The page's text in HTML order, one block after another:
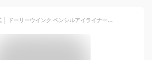
コージー公式 │ ドーリーウインク ペンシルアイライナー オーバルマルチジェルライナー アイライナー ペンシル 落ちにくい ウォータープルーフ スマッジプルーフ 描きやすい にじみにくい ブラウン ブラック くり出し ナチュラルブラック ディープブラウン DollyWink